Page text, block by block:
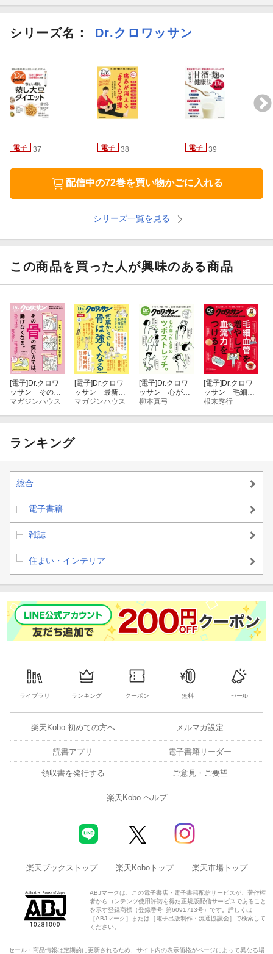
平尾医師直接指導のストレッチを体験したのは、漫画家の影木栄
貴さん。
ミュージシャンのDAIGOさんのお姉さんです。
背中は柔らかいが前屈が苦手な影木さんの漫画ルポもお楽しみ
に。
なります。
自分はどっち？と思った時に、簡単な判別法も掲載してあります
ので、ご参考に。
「ここを意識」「ここをまっすぐ」など、わかりやすい写真解説
るといいでしょう。
気か、どんな症状か、どんな治療か、
手術を受けた際どのくらいの期間入院するのか、まで説明しま
す。
※６５.１cmは、東京都健康長寿医療センター研究所、谷口優研究
員が調査した、認知症のリスクが低いとされる歩幅（女性の場
合）。
シリーズ名： Dr.クロワッサン
37 38 39
配信中の72巻を買い物かごに入れる
シリーズ一覧を見る
この商品を買った人が興味のある商品
[電子] Dr.クロワ
ッサン その骨
の使い方では、
マガジンハウス
[電子] Dr.クロワ
ッサン 最新
版 何歳からで
マガジンハウス
[電子] Dr.クロワ
ッサン 心が弱
ったときのツボ
柳本真弓
[電子] Dr.クロワ
ッサン 毛細血
管を増やして、
根来秀行
ランキング
総合
電子書籍
雑誌
住まい・インテリア
ライブラリ ランキング クーポン 無料 セール
楽天Kobo 初めての方へ メルマガ設定
読書アプリ 電子書籍リーダー
領収書を発行する ご意見・ご要望
楽天Kobo ヘルプ
楽天ブックストップ 楽天Koboトップ 楽天市場トップ
ABJマークは、この電子書店・電子書籍配信サービスが、著作権
者からコンテンツ使用許諾を得た正規版配信サービスであること
を示す登録商標（登録番号 第6091713号）です。詳しくは
［ABJマーク］または［電子出版制作・流通協議会］で検索して
ください。
セール・商品情報は定期的に更新されるため、サイト内の表示価格がページによって異なる場